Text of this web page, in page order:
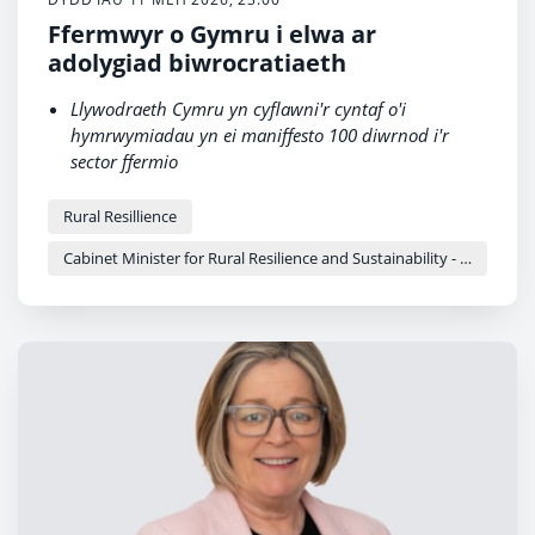
Ffermwyr o Gymru i elwa ar
adolygiad biwrocratiaeth
Llywodraeth Cymru yn cyflawni'r cyntaf o'i
hymrwymiadau yn ei maniffesto 100 diwrnod i'r
sector ffermio
biwrocrataidd ar fusnesau fferm Cymru.
Cymru, John Davies, i arwain y gwaith
Rural Resillience
Cabinet Minister for Rural Resilience and Sustainability - Llyr Gruffydd